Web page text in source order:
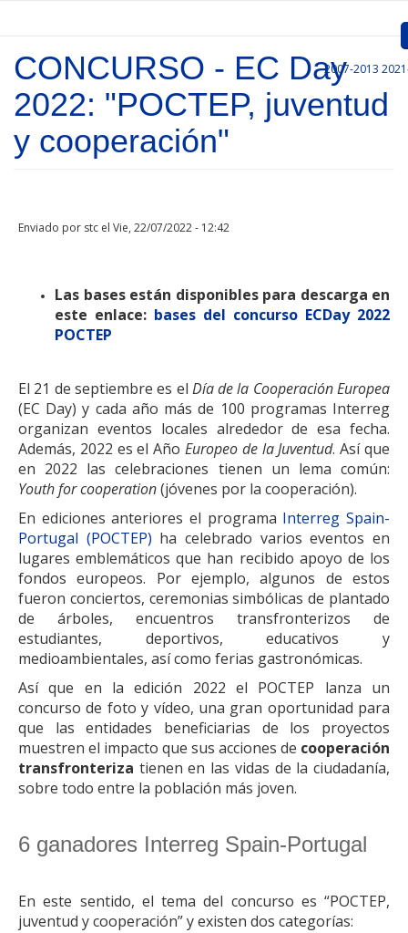
Inicio
Convocatorias
Comunicación
Gestión de Proyectos
2007-2013
CONCURSO - EC Day
2022: "POCTEP, juventud
y cooperación"
Enviado por stc el Vie, 22/07/2022 - 12:42
Las bases están disponibles para descarga en
este enlace: bases del concurso ECDay 2022
POCTEP
El 21 de septiembre es el Día de la Cooperación Europea
(EC Day) y cada año más de 100 programas Interreg
organizan eventos locales alrededor de esa fecha.
Además, 2022 es el Año Europeo de la Juventud. Así que
en 2022 las celebraciones tienen un lema común:
Youth for cooperation(jóvenes por la cooperación).
En ediciones anteriores el programa Interreg Spain-
Portugal (POCTEP) ha celebrado varios eventos en
lugares emblemáticos que han recibido apoyo de los
fondos europeos. Por ejemplo, algunos de estos
fueron conciertos, ceremonias simbólicas de plantado
de árboles, encuentros transfronterizos de
estudiantes, deportivos, educativos y
medioambientales, así como ferias gastronómicas.
Así que en la edición 2022 el POCTEP lanza un
concurso de foto y vídeo, una gran oportunidad para
que las entidades beneficiarias de los proyectos
muestren el impacto que sus acciones de cooperación
transfronteriza tienen en las vidas de la ciudadanía,
sobre todo entre la población más joven.
6 ganadores Interreg Spain-Portugal
En este sentido, el tema del concurso es “POCTEP,
juventud y cooperación” y existen dos categorías: